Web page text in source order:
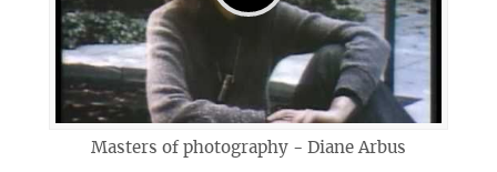
Masters of photography - Diane Arbus